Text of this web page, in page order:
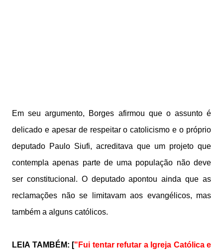
Em seu argumento, Borges afirmou que o assunto é
delicado e apesar de respeitar o catolicismo e o próprio
deputado Paulo Siufi, acreditava que um projeto que
contempla apenas parte de uma população não deve
ser constitucional. O deputado apontou ainda que as
reclamações não se limitavam aos evangélicos, mas
também a alguns católicos.
LEIA TAMBÉM: ["Fui tentar refutar a Igreja Católica e